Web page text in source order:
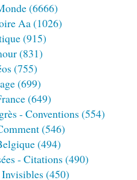
(6666)
Aa(1026)
(915)
(831)
(755)
(699)
(649)
- Conventions (554)
(546)
(494)
- Citations (490)
(450)